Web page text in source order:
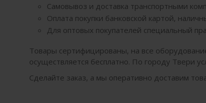
Самовывоз и доставка транспортными
Оплата покупки банковской картой,
Для оптовых покупателей специальный
Товары сертифицированы, на все
осуществляется бесплатно. По городу Твери
Сделайте заказ, а мы оперативно доставим